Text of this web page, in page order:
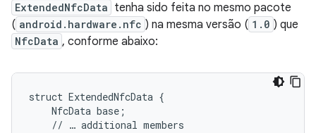
ExtendedNfcData tenha sido feita no mesmo pacote
( android.hardware.nfc ) na mesma versão ( 1.0 ) que
NfcData , conforme abaixo:
struct ExtendedNfcData {
    NfcData base;
    // … additional members